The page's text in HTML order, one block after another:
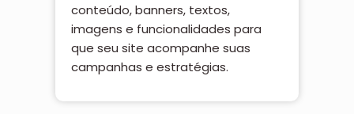
conteúdo, banners, textos,
imagens e funcionalidades para
que seu site acompanhe suas
campanhas e estratégias.